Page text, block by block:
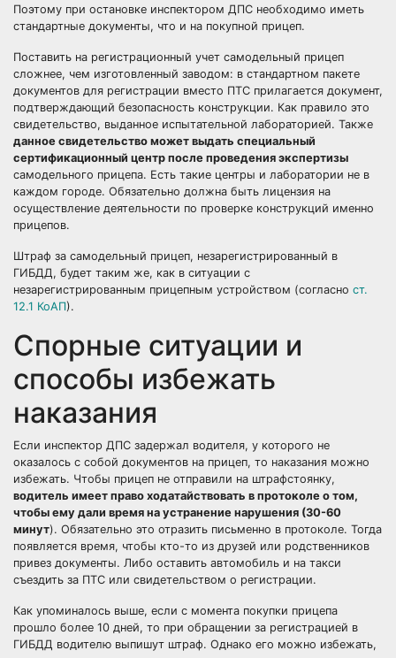
Поэтому при остановке инспектором ДПС необходимо иметь
стандартные документы, что и на покупной прицеп.
Поставить на регистрационный учет самодельный прицеп
сложнее, чем изготовленный заводом: в стандартном пакете
документов для регистрации вместо ПТС прилагается документ,
подтверждающий безопасность конструкции. Как правило это
свидетельство, выданное испытательной лабораторией. Также
данное свидетельство может выдать специальный
сертификационный центр после проведения экспертизы
самодельного прицепа. Есть такие центры и лаборатории не в
каждом городе. Обязательно должна быть лицензия на
осуществление деятельности по проверке конструкций именно
прицепов.
Штраф за самодельный прицеп, незарегистрированный в
ГИБДД, будет таким же, как в ситуации с
незарегистрированным прицепным устройством (согласно ст.
12.1 КоАП).
Спорные ситуации и
способы избежать
наказания
Если инспектор ДПС задержал водителя, у которого не
оказалось с собой документов на прицеп, то наказания можно
избежать. Чтобы прицеп не отправили на штрафстоянку,
водитель имеет право ходатайствовать в протоколе о том,
чтобы ему дали время на устранение нарушения (30-60
минут). Обязательно это отразить письменно в протоколе. Тогда
появляется время, чтобы кто-то из друзей или родственников
привез документы. Либо оставить автомобиль и на такси
съездить за ПТС или свидетельством о регистрации.
Как упоминалось выше, если с момента покупки прицепа
прошло более 10 дней, то при обращении за регистрацией в
ГИБДД водителю выпишут штраф. Однако его можно избежать,